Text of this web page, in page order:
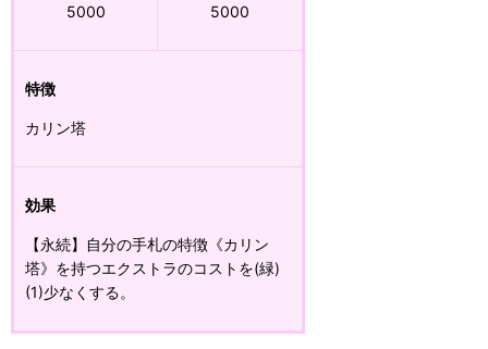
5000 5000
特徴
カリン塔
効果
【永続】自分の手札の特徴《カリン
塔》を持つエクストラのコストを(緑)
(1)少なくする。